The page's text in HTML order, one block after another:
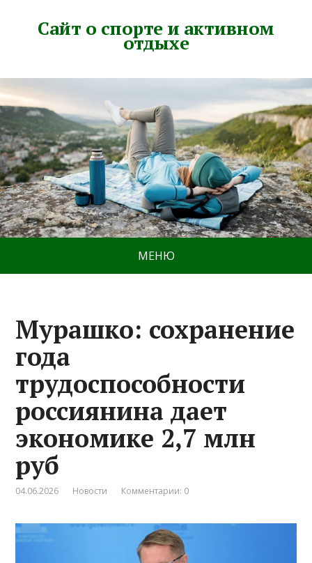
Сайт о спорте и активном
отдыхе
МЕНЮ
Мурашко: сохранение
года
трудоспособности
россиянина дает
экономике 2,7 млн
руб
04.06.2026 Новости Комментарии: 0